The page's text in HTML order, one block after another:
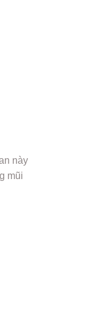
này
mũi